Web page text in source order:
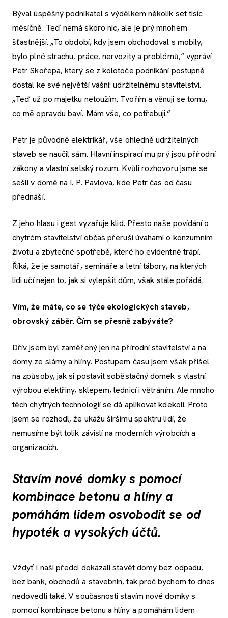
Býval úspěšný podnikatel s výdělkem několik set tisíc
měsíčně. Teď nemá skoro nic, ale je prý mnohem
šťastnější. „To období, kdy jsem obchodoval s mobily,
bylo plné strachu, práce, nervozity a problémů,“ vypráví
Petr Skořepa, který se z kolotoče podnikání postupně
dostal ke své největší vášni: udržitelnému stavitelství.
„Teď už po majetku netoužím. Tvořím a věnuji se tomu,
co mě opravdu baví. Mám vše, co potřebuji.“
Petr je původně elektrikář, vše ohledně udržitelných
staveb se naučil sám. Hlavní inspirací mu prý jsou přírodní
zákony a vlastní selský rozum. Kvůli rozhovoru jsme se
sešli v domě na I. P. Pavlova, kde Petr čas od času
přednáší.
Z jeho hlasu i gest vyzařuje klid. Přesto naše povídání o
chytrém stavitelství občas přeruší úvahami o konzumním
životu a zbytečné spotřebě, které ho evidentně trápí.
Říká, že je samotář, semináře a letní tábory, na kterých
lidi učí nejen to, jak si vylepšit dům, však stále pořádá.
Vím, že máte, co se týče ekologických staveb,
obrovský záběr. Čím se přesně zabýváte?
Dřív jsem byl zaměřený jen na přírodní stavitelství a na
domy ze slámy a hlíny. Postupem času jsem však přišel
na způsoby, jak si postavit soběstačný domek s vlastní
výrobou elektřiny, sklepem, lednicí i větráním. Ale mnoho
těch chytrých technologií se dá aplikovat kdekoli. Proto
jsem se rozhodl, že ukážu širšímu spektru lidí, že
nemusíme být tolik závislí na moderních výrobcích a
organizacích.
Stavím nové domky s pomocí
kombinace betonu a hlíny a
pomáhám lidem osvobodit se od
hypoték a vysokých účtů.
Vždyť i naši předci dokázali stavět domy bez odpadu,
bez bank, obchodů a stavebnin, tak proč bychom to dnes
nedovedli také. V současnosti stavím nové domky s
pomocí kombinace betonu a hlíny a pomáhám lidem